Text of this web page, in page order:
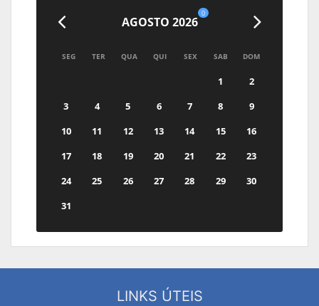
AGOSTO 2026
0
SEG TER QUA QUI SEX SAB DOM
1
2
3
4 5 6 7 8
9
10
11 12 13 14 15
16
17
18 19 20 21 22
23
24
25 26 27 28 29
30
31
LINKS ÚTEIS